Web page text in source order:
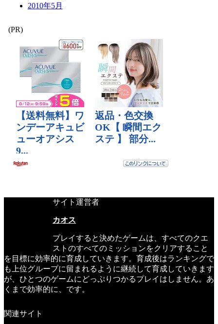
2010年5月
(PR)
サイト運営者
カオス
プレイすると決めたゲームは、すべてのクエ
ストのすべてのミッションをクリアすること
を目標に効率的に育成していきます。育成後はランキングで
も上位グループに留まれるように継続して育成していきます
が、ひとつのゲームにどっぷりつかるプレイはしません。あ
くまで効率的に、です。
関連サイト